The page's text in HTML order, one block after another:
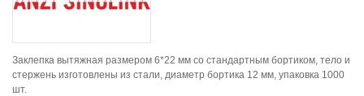
Заклепка вытяжная размером 6*22 мм со стандартным бортиком, тело и
стержень изготовлены из стали, диаметр бортика 12 мм, упаковка 1000
шт.